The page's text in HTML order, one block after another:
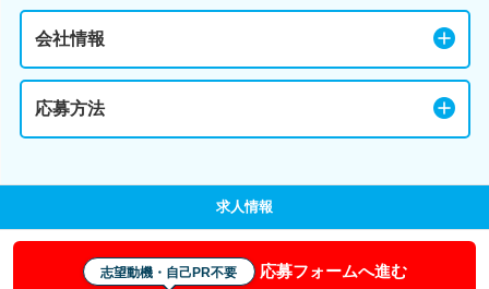
会社情報
応募方法
求人情報
志望動機・自己PR不要 応募フォームへ進む